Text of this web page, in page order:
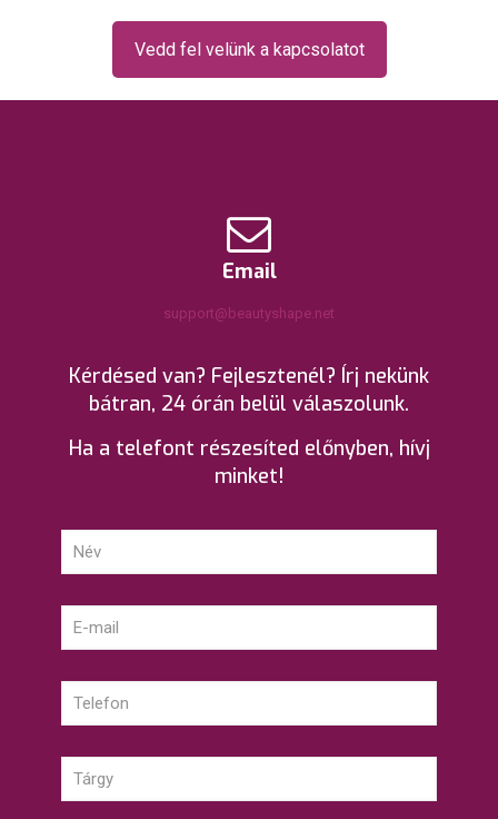
Vedd fel velünk a kapcsolatot
Email
support@beautyshape.net
Kérdésed van? Fejlesztenél? Írj nekünk
bátran, 24 órán belül válaszolunk.
Ha a telefont részesíted előnyben, hívj
minket!